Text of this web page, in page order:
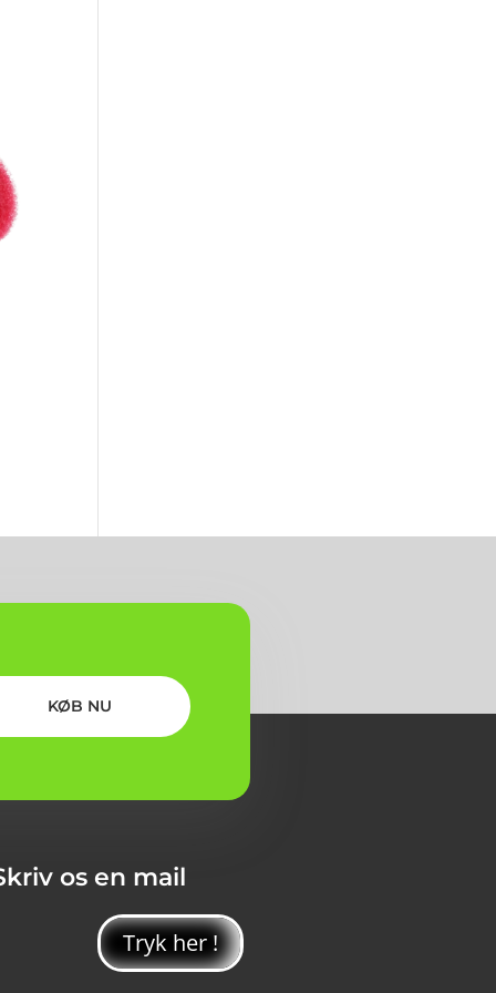
KØB NU
os en mail
Tryk her !